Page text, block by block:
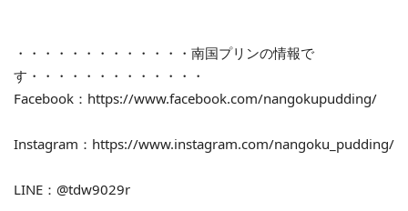
・・・・・・・・・・・・・南国プリンの情報で
す・・・・・・・・・・・・・
Facebook：https://www.facebook.com/nangokupudding/
Instagram：https://www.instagram.com/nangoku_pudding/
LINE：@tdw9029r